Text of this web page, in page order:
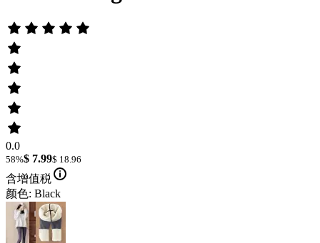
0.0
58%$ 7.99$ 18.96
含增值税
颜色: Black